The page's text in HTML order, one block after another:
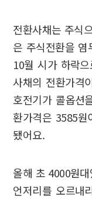
전환사채는 주식
은 주식전환을
10월 시가 하락
사채의 전환가격
호전기가 콜옵션
환가격은 3585원
됐어요.
올해 초 4000원
언저리를 오르내